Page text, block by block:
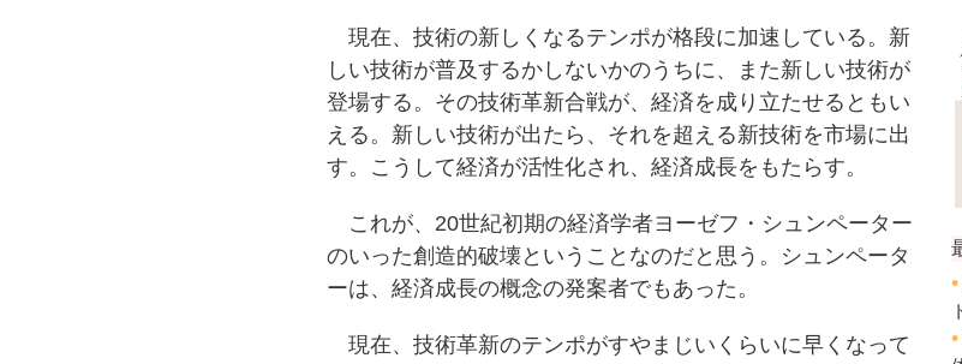
現在、技術の新しくなるテンポが格段に加速している。新
しい技術が普及するかしないかのうちに、また新しい技術が
登場する。その技術革新合戦が、経済を成り立たせるともい
える。新しい技術が出たら、それを超える新技術を市場に出
す。こうして経済が活性化され、経済成長をもたらす。
これが、20世紀初期の経済学者ヨーゼフ・シュンペーター
のいった創造的破壊ということなのだと思う。シュンペータ
ーは、経済成長の概念の発案者でもあった。
現在、技術革新のテンポがすやまじいくらいに早くなって